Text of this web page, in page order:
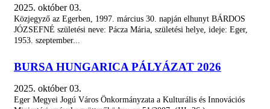
A LAJOSVÁROSBAN IS MEGKEZDŐDTEK A...
Az elmúlt 50 év legnagyobb...
HIRDETMÉNY Eger Településtervének...
2025. október 03.
Közjegyző az Egerben, 1997. március 30. napján elhunyt BÁRDOS
JÓZSEFNÉ születési neve: Pácza Mária, születési helye, ideje: Eger,
1953. szeptember...
BURSA HUNGARICA PÁLYÁZAT 2026
2025. október 03.
Eger Megyei Jogú Város Önkormányzata a Kulturális és Innovációs